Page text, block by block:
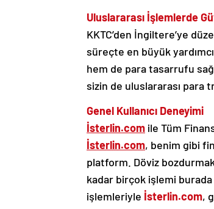
Uluslararası İşlemlerde
KKTC’den İngiltere’ye
süreçte en büyük
hem de para tasarrufu
sizin de uluslararası para
Genel Kullanıcı Deneyimi
İsterlin.com ile Tüm
İsterlin.com, benim gibi
platform. Döviz
kadar birçok işlemi burada
işlemleriyle İsterlin.com,